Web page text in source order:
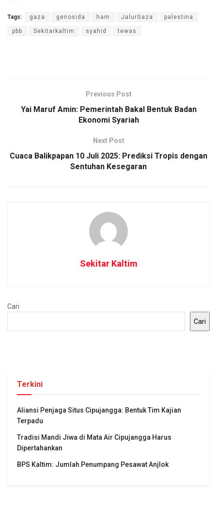
Tags: gaza genosida ham JalurGaza palestina
pbb Sekitarkaltim syahid tewas
Previous Post
Yai Maruf Amin: Pemerintah Bakal Bentuk Badan
Ekonomi Syariah
Next Post
Cuaca Balikpapan 10 Juli 2025: Prediksi Tropis dengan
Sentuhan Kesegaran
Sekitar Kaltim
Cari
Cari
Terkini
Aliansi Penjaga Situs Cipujangga: Bentuk Tim Kajian
Terpadu
Tradisi Mandi Jiwa di Mata Air Cipujangga Harus
Dipertahankan
BPS Kaltim: Jumlah Penumpang Pesawat Anjlok